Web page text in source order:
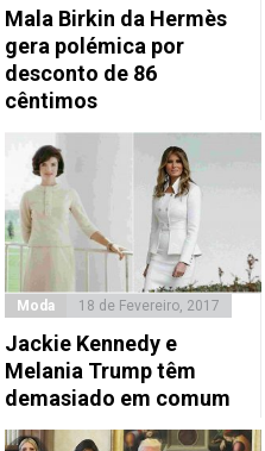
Mala Birkin da Hermès
gera polémica por
desconto de 86
cêntimos
Moda 18 de Fevereiro, 2017
Jackie Kennedy e
Melania Trump têm
demasiado em comum